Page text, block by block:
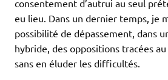
consentement d’autrui au seul
eu lieu. Dans un dernier temps, je
possibilité de dépassement, dans
hybride, des oppositions tracées
sans en éluder les difficultés.